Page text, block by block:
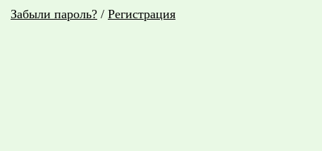
Забыли пароль? / Регистрация